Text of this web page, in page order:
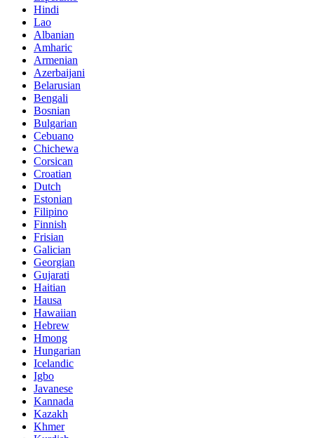
Hindi
Lao
Albanian
Amharic
Armenian
Azerbaijani
Belarusian
Bengali
Bosnian
Bulgarian
Cebuano
Chichewa
Corsican
Croatian
Dutch
Estonian
Filipino
Finnish
Frisian
Galician
Georgian
Gujarati
Haitian
Hausa
Hawaiian
Hebrew
Hmong
Hungarian
Icelandic
Igbo
Javanese
Kannada
Kazakh
Khmer